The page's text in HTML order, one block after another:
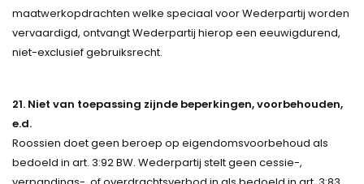
maatwerkopdrachten welke speciaal voor Wederpartij worden
vervaardigd, ontvangt Wederpartij hierop een eeuwigdurend,
niet-exclusief gebruiksrecht.
21. Niet van toepassing zijnde beperkingen, voorbehouden,
e.d.
Roossien doet geen beroep op eigendomsvoorbehoud als
bedoeld in art. 3:92 BW. Wederpartij stelt geen cessie-,